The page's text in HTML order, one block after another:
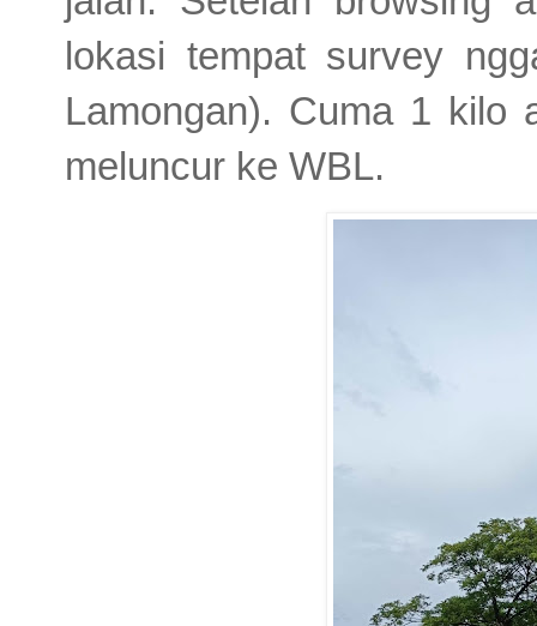
lokasi tempat survey
Lamongan). Cuma 1 kilo
meluncur ke WBL.